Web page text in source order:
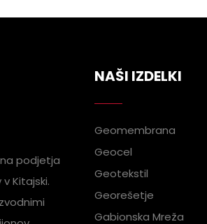
podjetja
Kitajski.
NAŠI IZDELKI
Geomembrana
Geocel
Geotekstil
Georešetje
Gabionska Mreža